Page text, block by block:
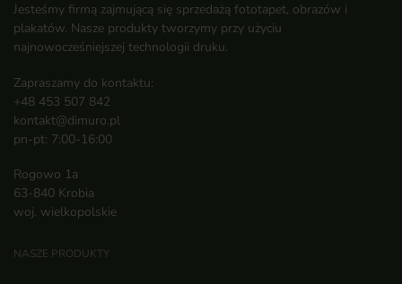
Jesteśmy firmą zajmującą się sprzedażą fototapet, obrazów i
plakatów. Nasze produkty tworzymy przy użyciu
najnowocześniejszej technologii druku.
Zapraszamy do kontaktu:
+48 453 507 842
kontakt@dimuro.pl
pn-pt: 7:00-16:00
Rogowo 1a
63-840 Krobia
woj. wielkopolskie
NASZE PRODUKTY